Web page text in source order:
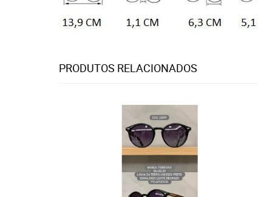
PRODUTOS RELACIONADOS